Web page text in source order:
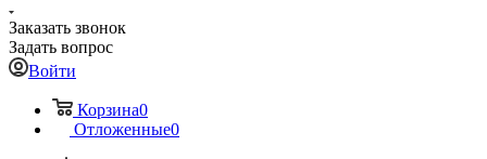
Заказать звонок
Задать вопрос
Войти
Корзина0
Отложенные0